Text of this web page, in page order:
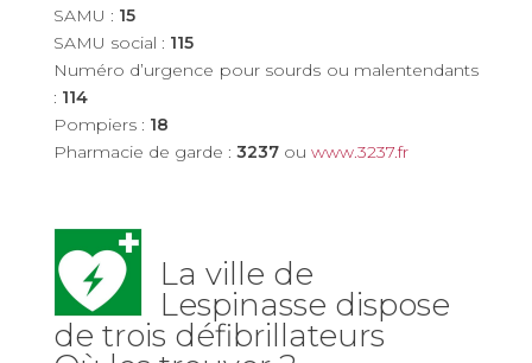
SAMU : 15
SAMU social : 115
Numéro d’urgence pour sourds ou malentendants
: 114
Pompiers : 18
Pharmacie de garde : 3237ou www.3237.fr
La ville de
Lespinasse dispose
de trois défibrillateurs